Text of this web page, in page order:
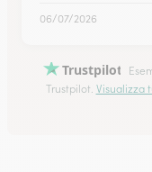
06/07/2026
Trustpilot
Trustpilot. Visualizza